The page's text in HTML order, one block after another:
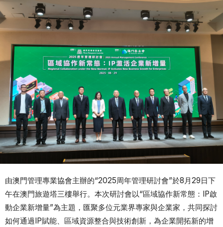
由澳門管理專業協會主辦的“2025周年管理研討會”於8月29日下
午在澳門旅遊塔三樓舉行。本次研討會以“區域協作新常態：IP啟
動企業新增量”為主題，匯聚多位元業界專家與企業家，共同探討
如何通過IP賦能、區域資源整合與技術創新，為企業開拓新的增